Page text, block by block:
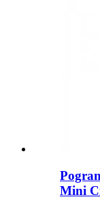
Mini